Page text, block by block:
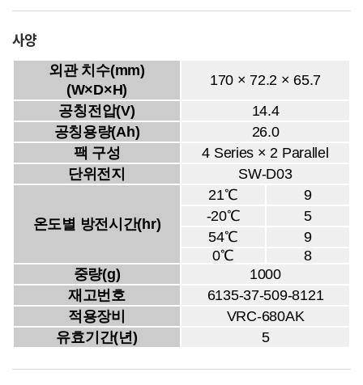
사양
외관 치수(mm)
(W×D×H)
170 × 72.2 × 65.7
공칭전압(V)
14.4
공칭용량(Ah)
26.0
팩 구성
4 Series × 2 Parallel
단위전지
SW-D03
온도별 방전시간(hr)
21℃
9
-20℃
5
54℃
9
0℃
8
중량(g)
1000
재고번호
6135-37-509-8121
적용장비
VRC-680AK
유효기간(년)
5